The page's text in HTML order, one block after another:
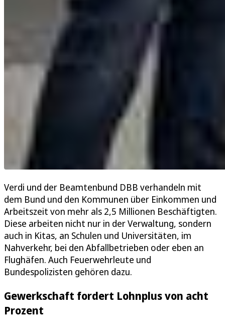
Verdi und der Beamtenbund DBB verhandeln mit
dem Bund und den Kommunen über Einkommen und
Arbeitszeit von mehr als 2,5 Millionen Beschäftigten.
Diese arbeiten nicht nur in der Verwaltung, sondern
auch in Kitas, an Schulen und Universitäten, im
Nahverkehr, bei den Abfallbetrieben oder eben an
Flughäfen. Auch Feuerwehrleute und
Bundespolizisten gehören dazu.
Gewerkschaft fordert Lohnplus von acht
Prozent